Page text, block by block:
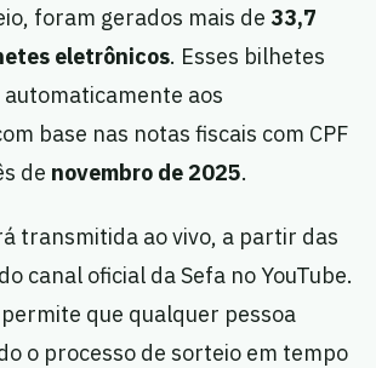
foram gerados mais de 33,7
eletrônicos. Esses bilhetes
aos
base nas notas fiscais com CPF
de novembro de 2025.
transmitida ao vivo, a partir das
canal oficial da Sefa no YouTube.
que qualquer pessoa
o processo de sorteio em tempo